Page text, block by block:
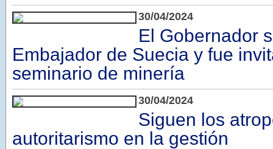
30/04/2024
El Gobernador
Embajador de Suecia y fue
seminario de minería
30/04/2024
Siguen los
autoritarismo en la gestión